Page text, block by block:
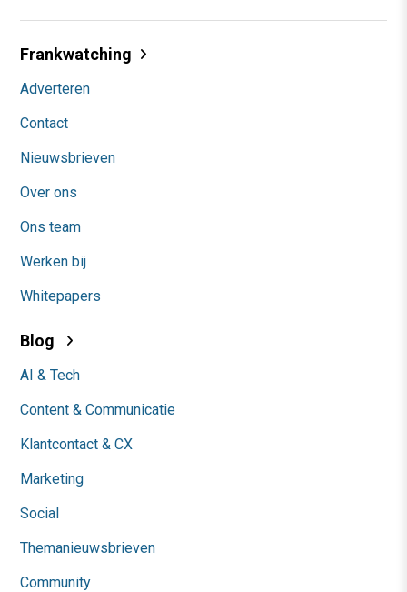
Frankwatching
Adverteren
Contact
Nieuwsbrieven
Over ons
Ons team
Werken bij
Whitepapers
Blog
AI & Tech
Content & Communicatie
Klantcontact & CX
Marketing
Social
Themanieuwsbrieven
Community